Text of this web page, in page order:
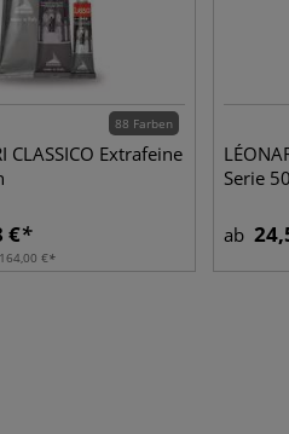
88 Farben
CLASSICO Extrafeine
€
164,00 €
Serie
ab